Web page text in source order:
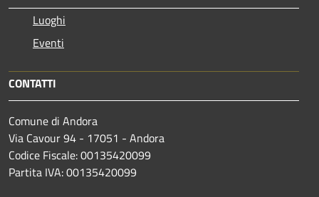
Luoghi
Eventi
CONTATTI
Comune di Andora
Via Cavour 94 - 17051 - Andora
Codice Fiscale: 00135420099
Partita IVA: 00135420099